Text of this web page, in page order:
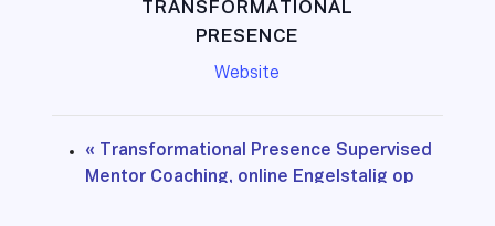
TRANSFORMATIONAL
PRESENCE
Website
« Transformational Presence Supervised
Mentor Coaching, online Engelstalig op